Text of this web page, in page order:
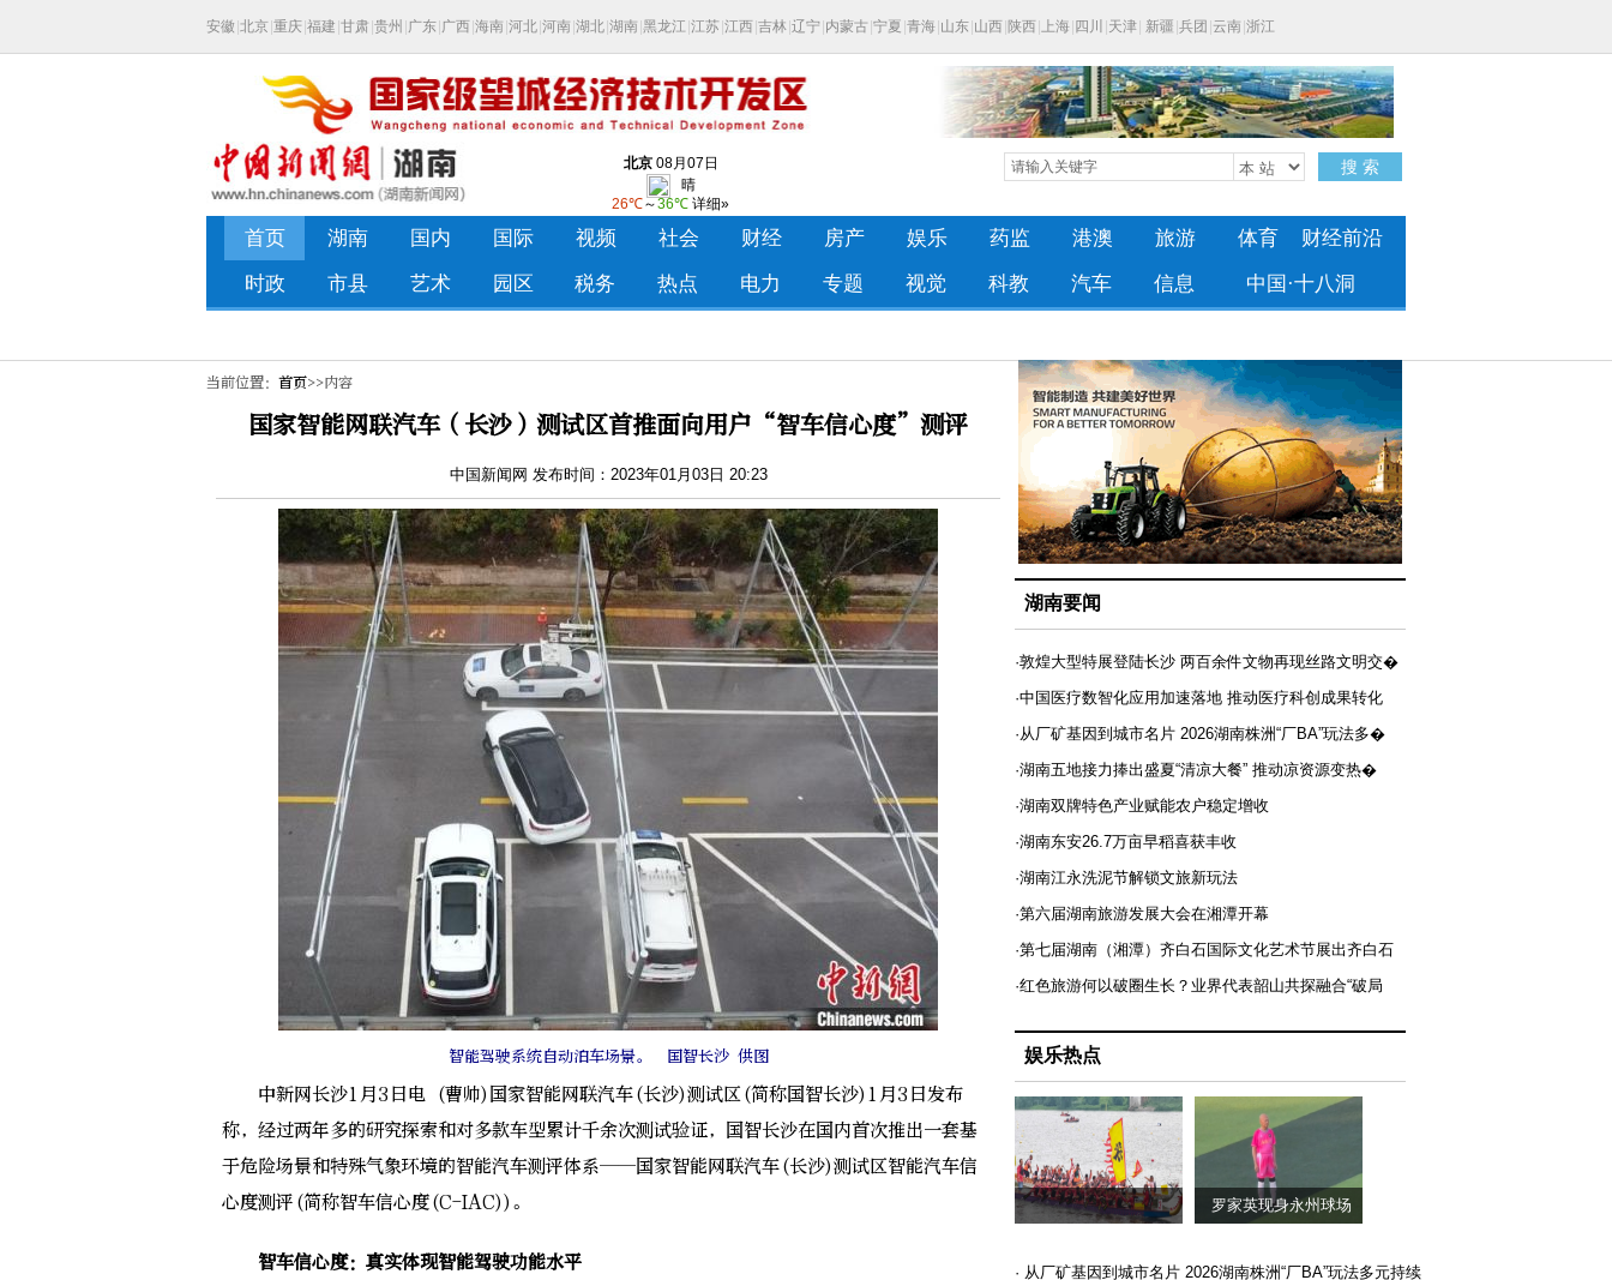
当前位置： 首页>>内容
国家智能网联汽车（长沙）测试区首推面向用户“智车信心度”测评
中国新闻网 发布时间：2023年01月03日 20:23
智能驾驶系统自动泊车场景。 国智长沙 供图
中新网长沙1月3日电 (曹帅)国家智能网联汽车(长沙)测试区(简称国智长沙)1月3日发布
称，经过两年多的研究探索和对多款车型累计千余次测试验证，国智长沙在国内首次推出一套基
于危险场景和特殊气象环境的智能汽车测评体系——国家智能网联汽车(长沙)测试区智能汽车信
心度测评(简称智车信心度(C-IAC))。
智车信心度：真实体现智能驾驶功能水平
湖南要闻
·敦煌大型特展登陆长沙 两百余件文物再现丝路文明交�
·中国医疗数智化应用加速落地 推动医疗科创成果转化
·从厂矿基因到城市名片 2026湖南株洲“厂BA”玩法多�
·湖南五地接力捧出盛夏“清凉大餐” 推动凉资源变热�
·湖南双牌特色产业赋能农户稳定增收
·湖南东安26.7万亩早稻喜获丰收
·湖南江永洗泥节解锁文旅新玩法
·第六届湖南旅游发展大会在湘潭开幕
·第七届湖南（湘潭）齐白石国际文化艺术节展出齐白石
·红色旅游何以破圈生长？业界代表韶山共探融合“破局
娱乐热点
罗家英现身永州球场
· 从厂矿基因到城市名片 2026湖南株洲“厂BA”玩法多元持续